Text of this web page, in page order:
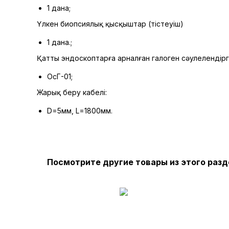
1 дана;
Үлкен биопсиялық қысқыштар (тістеуіш)
1 дана.;
Қатты эндоскоптарға арналған галоген
ОсГ-01;
Жарық беру кабелі:
D=5мм, L=1800мм.
Посмотрите другие товары из этого